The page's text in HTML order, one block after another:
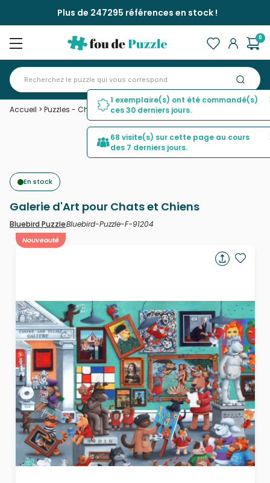
Plus de 247295 références en stock !
0
Accueil > Puzzles - Chiens>Galerie d'Art pour Chats et Chiens
En stock
Galerie d'Art pour Chats et Chiens
Bluebird PuzzleBluebird-Puzzle-F-91204
Nouveauté
1 exemplaire(s) ont été commandé(s)
ces 30 derniers jours.
68 visite(s) sur cette page au cours
des 7 derniers jours.